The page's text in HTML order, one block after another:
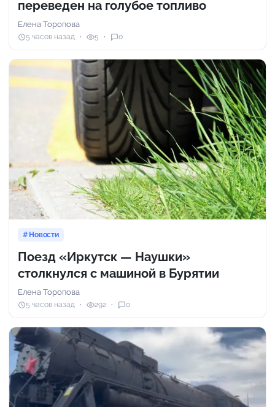
переведен на голубое топливо
Елена Торопова
5 часов назад 5 0
Новости
Поезд «Иркутск — Наушки»
столкнулся с машиной в Бурятии
Елена Торопова
5 часов назад 292 0